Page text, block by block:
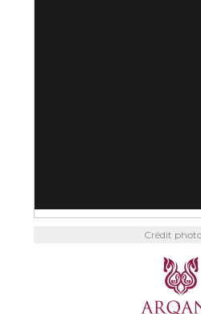
Crédit